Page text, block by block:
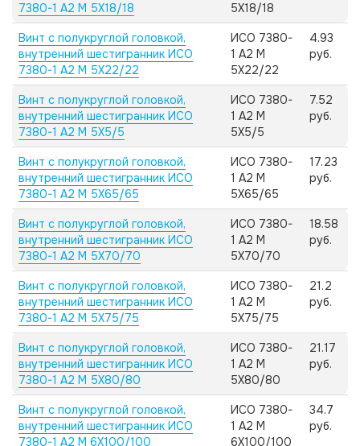
7380-1 А2 M 5X18/18
5X18/18
Винт с полукруглой головкой,
внутренний шестигранник ИСО
7380-1 А2 M 5X22/22
ИСО 7380-
1 А2 M
5X22/22
4.93
руб.
Винт с полукруглой головкой,
внутренний шестигранник ИСО
7380-1 А2 M 5X5/5
ИСО 7380-
1 А2 M
5X5/5
7.52
руб.
Винт с полукруглой головкой,
внутренний шестигранник ИСО
7380-1 А2 M 5X65/65
ИСО 7380-
1 А2 M
5X65/65
17.23
руб.
Винт с полукруглой головкой,
внутренний шестигранник ИСО
7380-1 А2 M 5X70/70
ИСО 7380-
1 А2 M
5X70/70
18.58
руб.
Винт с полукруглой головкой,
внутренний шестигранник ИСО
7380-1 А2 M 5X75/75
ИСО 7380-
1 А2 M
5X75/75
21.2
руб.
Винт с полукруглой головкой,
внутренний шестигранник ИСО
7380-1 А2 M 5X80/80
ИСО 7380-
1 А2 M
5X80/80
21.17
руб.
Винт с полукруглой головкой,
внутренний шестигранник ИСО
7380-1 А2 M 6X100/100
ИСО 7380-
1 А2 M
6X100/100
34.7
руб.